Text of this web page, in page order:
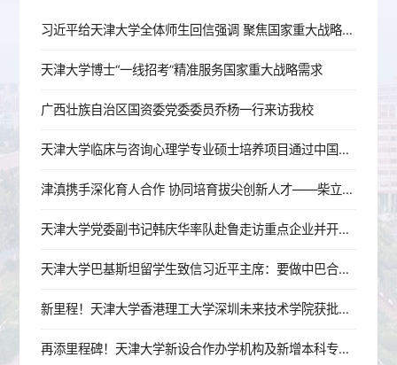
习近平给天津大学全体师生回信强调 聚焦国家重大战略需求提高人才培养质量 更好服务经济社会发展
天津大学博士“一线招考”精准服务国家重大战略需求
广西壮族自治区国资委党委委员乔杨一行来访我校
天津大学临床与咨询心理学专业硕士培养项目通过中国心理学会注册认证
津滇携手深化育人合作 协同培育拔尖创新人才——柴立元校长赴云南开展校地育人合作交流
天津大学党委副书记韩庆华率队赴鲁走访重点企业并开展招生宣讲活动
天津大学巴基斯坦留学生致信习近平主席：要做中巴合作的建设者、交流的传播者、友谊的守护者
新里程！天津大学香港理工大学深圳未来技术学院获批成立
再添里程碑！天津大学新设合作办学机构及新增本科专业双双获教育部批复